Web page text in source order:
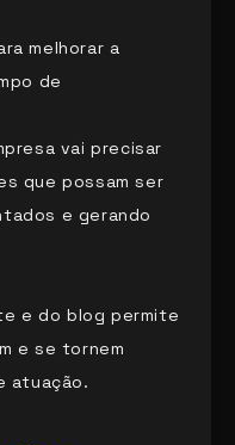
melhorar a
de
vai precisar
que possam ser
e gerando
e do blog permite
e se tornem
atuação.